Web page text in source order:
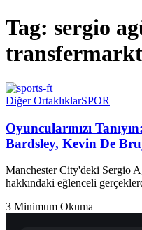
Tag: sergio
transfermarkt
Diğer OrtaklıklarSPOR
Oyuncularınızı
Bardsley, Kevin De
Manchester City'deki Sergio
hakkındaki eğlenceli
3 Minimum Okuma